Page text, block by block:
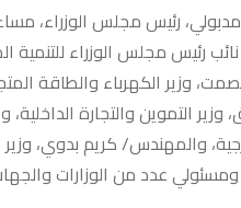
رئيس مجلس الوزراء،
رئيس مجلس الوزراء للتنمية
وزير الكهرباء والطاقة
وزير التموين والتجارة
والمهندس/ كريم بدوي،
ومسئولي عدد من الوزارات